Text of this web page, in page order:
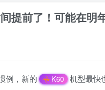
提前了！可能在明
例，新的 K60 机型最快